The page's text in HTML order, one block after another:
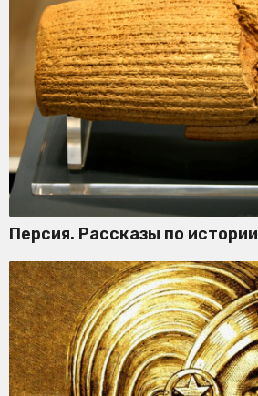
Персия. Рассказы по истории